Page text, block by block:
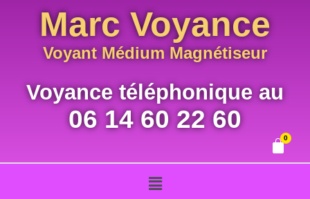
Marc Voyance
Voyant Médium Magnétiseur
Voyance téléphonique au
06 14 60 22 60
Menu